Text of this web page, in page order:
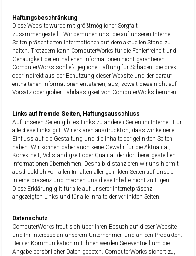
Haftungsbeschränkung
Diese Website wurde mit größtmöglicher Sorgfalt
zusammengestellt. Wir bemühen uns, die auf unseren Internet
Seiten präsentierten Informationen auf dem aktuellen Stand zu
halten. Trotzdem kann ComputerWorks für die Fehlerfreiheit und
Genauigkeit der enthaltenen Informationen nicht garantieren.
ComputerWorks schließt jegliche Haftung für Schäden, die direkt
oder indirekt aus der Benutzung dieser Website und der darauf
enthaltenen Informationen entstehen, aus, soweit diese nicht auf
Vorsatz oder grober Fahrlässigkeit von ComputerWorks beruhen.
Links auf fremde Seiten, Haftungsausschluss
Auf unseren Seiten gibt es Links zu anderen Seiten im Internet. Für
alle diese Links gilt: Wir erklären ausdrücklich, dass wir keinerlei
Einfluss auf die Gestaltung und die Inhalte der gelinkten Seiten
haben. Wir können daher auch keine Gewähr für die Aktualität,
Korrektheit, Vollständigkeit oder Qualität der dort bereitgestellten
Informationen übernehmen. Deshalb distanzieren wir uns hiermit
ausdrücklich von allen Inhalten aller gelinkten Seiten auf unserer
Internetpräsenz und machen uns diese Inhalte nicht zu Eigen.
Diese Erklärung gilt für alle auf unserer Internetpräsenz
angezeigten Links und für alle Inhalte der verlinkten Seiten.
Datenschutz
ComputerWorks freut sich über Ihren Besuch auf dieser Website
und Ihr Interesse an unserem Unternehmen und an den Produkten.
Bei der Kommunikation mit Ihnen werden Sie eventuell um die
Angabe persönlicher Daten gebeten. ComputerWorks sichert zu,